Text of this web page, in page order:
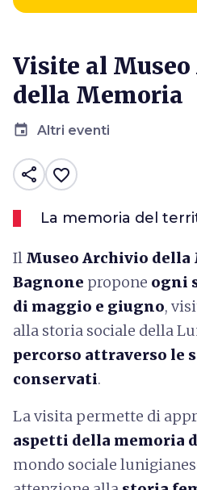
Visite al
della Memoria
event Altri eventi
share favorite_border
La memoria del
Il Museo Archivio della
Bagnone propone ogni
di maggio e giugno,
alla storia sociale della
percorso attraverso le
conservati.
La visita permette di
aspetti della memoria
mondo sociale